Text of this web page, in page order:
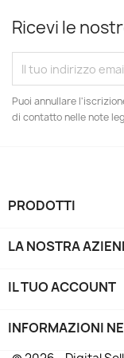
Ricevi le
Puoi annullare
di contatto nelle note
PRODOTTI
LA NOSTRA
IL TUO ACCOUNT
INFORMAZIONI